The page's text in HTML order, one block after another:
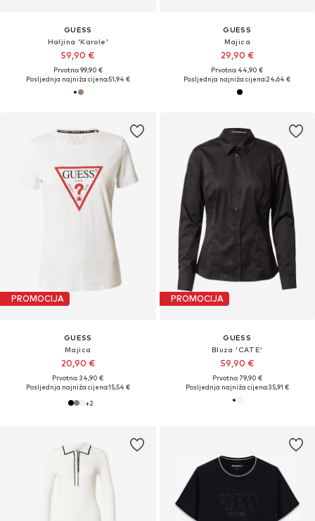
GUESS
Haljina 'Karole'
59,90 €
Prvotno: 99,90 €
Posljednja najniža cijena:51,94 €
GUESS
Majica
29,90 €
Prvotno: 44,90 €
Posljednja najniža cijena:24,64 €
PROMOCIJA
GUESS
Majica
20,90 €
Prvotno: 34,90 €
Posljednja najniža cijena:15,54 €
+2
PROMOCIJA
GUESS
Bluza 'CATE'
59,90 €
Prvotno: 79,90 €
Posljednja najniža cijena:35,91 €